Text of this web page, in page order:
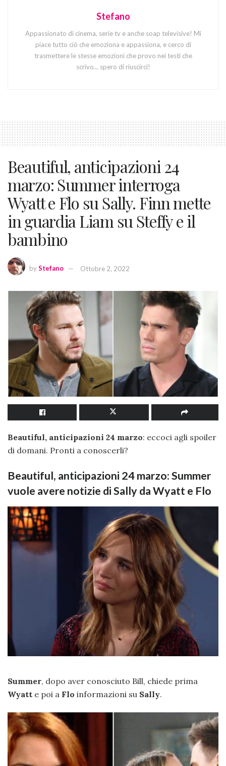
Stefano
Appassionato di cinema, serie tv e anche soap televisive! Mi
piace tutto ciò che emoziona e appassiona, e cerco di
trasmettere le stesse emozioni che provo nei testi che
scrivo... spero di riuscirci!
Beautiful, anticipazioni 24
marzo: Summer interroga
Wyatt e Flo su Sally. Finn mette
in guardia Liam su Steffy e il
bambino
byStefano Ottobre 2, 2022
Beautiful, anticipazioni 24 marzo: eccoci agli spoiler
di domani. Pronti a conoscerli?
Beautiful, anticipazioni 24 marzo: Summer
vuole avere notizie di Sally da Wyatt e Flo
Summer, dopo aver conosciuto Bill, chiede prima
Wyatt e poi a Flo informazioni su Sally.